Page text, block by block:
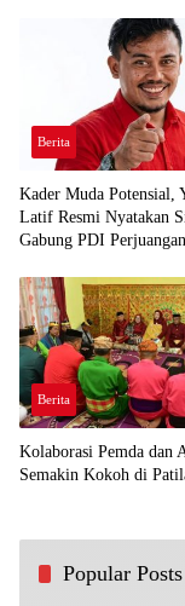
Berita
Kader Muda Potensial,
Latif Resmi Nyatakan
Gabung PDI Perjuangan
Berita
Kolaborasi Pemda dan
Semakin Kokoh di
Popular Posts